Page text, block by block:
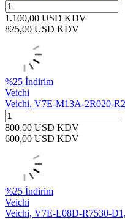
1.100,00 USD KDV
825,00 USD KDV
%25 İndirim
Veichi
Veichi, V7E-M13A-2R020-
800,00 USD KDV
600,00 USD KDV
%25 İndirim
Veichi
Veichi, V7E-L08D-R7530-